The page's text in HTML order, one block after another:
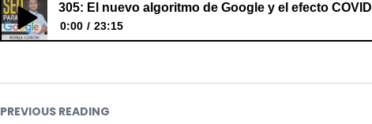
305: El nuevo algoritmo de Google y el efecto COVID
0:00 23:15
PREVIOUS READING